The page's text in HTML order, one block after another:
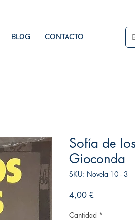
BLOG CONTACTO
Sofía de
Gioconda
SKU: Novela 10 - 3
4,00 €
Cantidad *